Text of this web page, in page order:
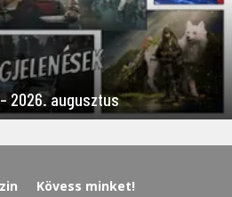
2026. augusztus
Kövess minket!